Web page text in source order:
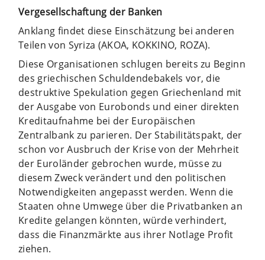
Vergesellschaftung der Banken
Anklang findet diese Einschätzung bei anderen
Teilen von Syriza (AKOA, KOKKINO, ROZA).
Diese Organisationen schlugen bereits zu Beginn
des griechischen Schuldendebakels vor, die
destruktive Spekulation gegen Griechenland mit
der Ausgabe von Eurobonds und einer direkten
Kreditaufnahme bei der Europäischen
Zentralbank zu parieren. Der Stabilitätspakt, der
schon vor Ausbruch der Krise von der Mehrheit
der Euroländer gebrochen wurde, müsse zu
diesem Zweck verändert und den politischen
Notwendigkeiten angepasst werden. Wenn die
Staaten ohne Umwege über die Privatbanken an
Kredite gelangen könnten, würde verhindert,
dass die Finanzmärkte aus ihrer Notlage Profit
ziehen.